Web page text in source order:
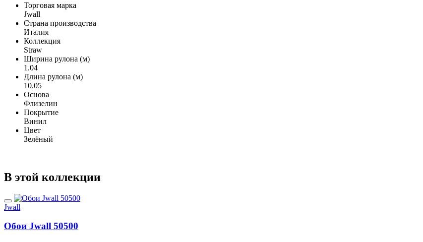
Торговая марка
Jwall
Страна производства
Италия
Коллекция
Straw
Ширина рулона (м)
1.04
Длина рулона (м)
10.05
Основа
Флизелин
Покрытие
Винил
Цвет
Зелёный
В этой коллекции
Jwall
Обои Jwall 50500